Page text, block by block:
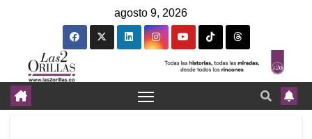
agosto 9, 2026